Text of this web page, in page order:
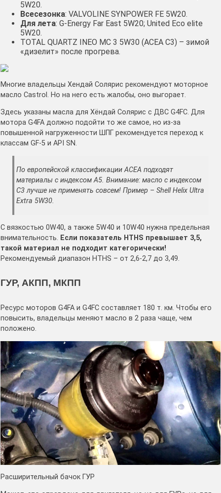
5W20.
Всесезонка: VALVOLINE SYNPOWER FE 5W20.
Для лета: G-Energy Far East 5W20; United Eco elite
5W20.
TOTAL QUARTZ INEO MC 3 5W30 (ACEA C3) – зимой
«дизелит» после прогрева.
Многие владельцы Хендай Солярис рекомендуют моторное
масло Castrol. Но на него есть жалобы, оно выгорает.
Здесь указаны масла для Хёндай Солярис с ДВС G4FC. Для
мотора G4FA должно подойти то же самое, но из-за
повышенной нагруженности ШПГ рекомендуется переход к
классам GF-5 и API SN.
По европейской классификации ACEA подходят
материалы с индексом A5. Внимание: масло с индексом
C3 лучше не применять совсем! Пример – Shell Helix Ultra
Extra 5W30.
С вязкостью 0W40, а также 5W40 и 10W40 нужна предельная
внимательность. Если показатель HTHS превышает 3,5,
такой материал не подходит категорически!
Рекомендуемый диапазон HTHS – от 2,6-2,7 до 3,49.
ГУР, АКПП, МКПП
Ресурс моторов G4FA и G4FC составляет 180 т. км. Чтобы его
повысить, владельцы меняют масло в 2 раза чаще, чем
положено.
Расширительный бачок ГУР